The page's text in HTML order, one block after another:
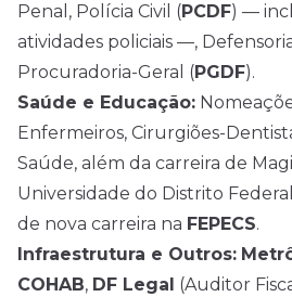
Penal, Polícia Civil (PCDF) —
atividades policiais —,
Procuradoria-Geral (PGDF).
Saúde e Educação:
Enfermeiros, Cirurgiões-
Saúde, além da carreira de
Universidade do Distrito
de nova carreira na FEPECS.
Infraestrutura e Outros:
COHAB, DF Legal (Auditor